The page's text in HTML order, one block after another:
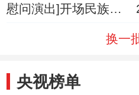
慰问演出]开场民族组
换一
央视榜单